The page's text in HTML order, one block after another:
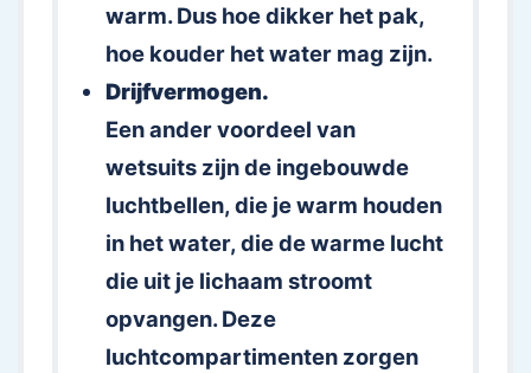
warm. Dus hoe dikker het pak,
hoe kouder het water mag zijn.
Drijfvermogen.
Een ander voordeel van
wetsuits zijn de ingebouwde
luchtbellen, die je warm houden
in het water, die de warme lucht
die uit je lichaam stroomt
opvangen. Deze
luchtcompartimenten zorgen